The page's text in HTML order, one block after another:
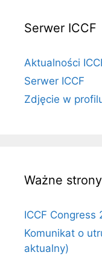
Serwer ICCF
Aktualności
Serwer ICCF
Zdjęcie w
Ważne strony
ICCF Congress
Komunikat o
aktualny)